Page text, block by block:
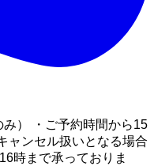
） ・ご予約時間から15
ャンセル扱いとなる場合
時まで承っておりま